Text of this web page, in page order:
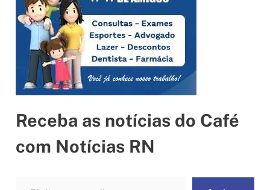
Receba as notícias do Café
com Notícias RN